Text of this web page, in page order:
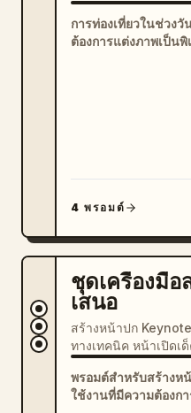
ภาพยนตร์ ตารางภา
ลาจสมุดภาพ และโปส
การท่องเที่ยวในช่วง
ต้องการแต่งภาพเป็น
4 พรอมต์
ชุดเครื่องมือ
เสนอ
สร้างหน้าปก
ทางเทคนิค หน้าเปิด
ประกอบงานนำเสนอ
เด่น ลำดับชั้นที่ชัดเจน
พรอมต์สำหรับสร้างห
ใช้งานที่มีความต้องก